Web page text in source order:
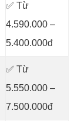
✅ Từ
4.590.000 –
5.400.000đ
✅ Từ
5.550.000 –
7.500.000đ